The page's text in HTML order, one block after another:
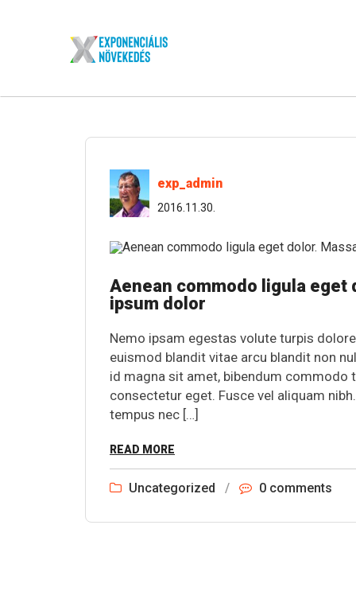
exp_admin
2016.11.30.
Aenean commodo ligula
ipsum dolor
Nemo ipsam egestas volute turpis
euismod blandit vitae arcu blandit non
id magna sit amet, bibendum commodo
consectetur eget. Fusce vel aliquam
tempus nec […]
READ MORE
Uncategorized / 0 comments